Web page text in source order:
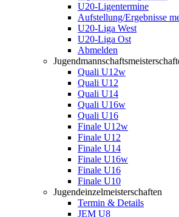
U20-Ligentermine
Aufstellung/Ergebnisse
U20-Liga West
U20-Liga Ost
Abmelden
Quali U12w
Quali U12
Quali U14
Quali U16w
Quali U16
Finale U12w
Finale U12
Finale U14
Finale U16w
Finale U16
Finale U10
Jugendeinzelmeisterschaften
Termin & Details
JEM U8